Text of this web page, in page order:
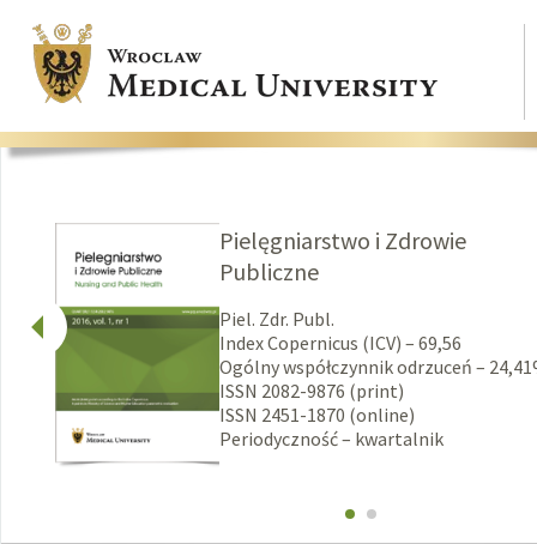
Pielęgniarstwo i Zdrowie
Publiczne
Piel. Zdr. Publ.
Index Copernicus (ICV) – 69,56
Ogólny współczynnik odrzuceń –
ISSN 2082-9876 (print)
ISSN 2451-1870 (online)
Periodyczność – kwartalnik